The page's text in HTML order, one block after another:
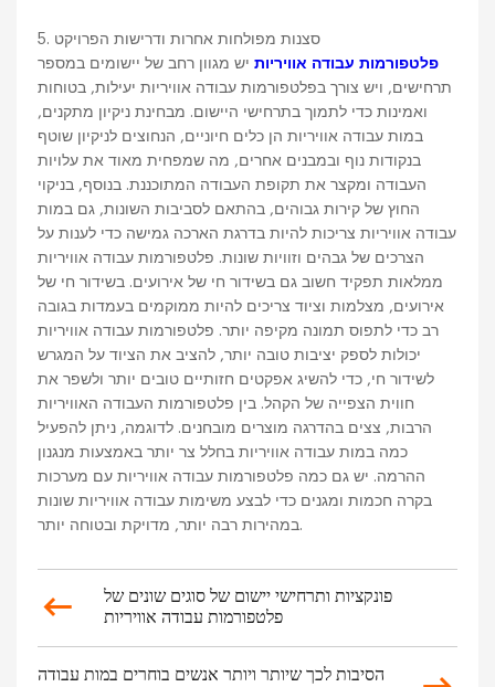
5. סצנות מפולחות אחרות ודרישות הפרויקט
פלטפורמות עבודה אוויריותיש מגוון רחב של יישומים במספר
תרחישים, ויש צורך בפלטפורמות עבודה אוויריות יעילות, בטוחות
ואמינות כדי לתמוך בתרחישי היישום. מבחינת ניקיון מתקנים,
במות עבודה אוויריות הן כלים חיוניים, הנחוצים לניקיון שוטף
בנקודות נוף ובמבנים אחרים, מה שמפחית מאוד את עלויות
העבודה ומקצר את תקופת העבודה המתוכננת. בנוסף, בניקוי
החוץ של קירות גבוהים, בהתאם לסביבות השונות, גם במות
עבודה אוויריות צריכות להיות בדרגת הארכה גמישה כדי לענות על
הצרכים של גבהים וזוויות שונות. פלטפורמות עבודה אוויריות
ממלאות תפקיד חשוב גם בשידור חי של אירועים. בשידור חי של
אירועים, מצלמות וציוד צריכים להיות ממוקמים בעמדות בגובה
רב כדי לתפוס תמונה מקיפה יותר. פלטפורמות עבודה אוויריות
יכולות לספק יציבות טובה יותר, להציב את הציוד על המגרש
לשידור חי, כדי להשיג אפקטים חזותיים טובים יותר ולשפר את
חווית הצפייה של הקהל. בין פלטפורמות העבודה האוויריות
הרבות, צצים בהדרגה מוצרים מובחנים. לדוגמה, ניתן להפעיל
כמה במות עבודה אוויריות בחלל צר יותר באמצעות מנגנון
ההרמה. יש גם כמה פלטפורמות עבודה אוויריות עם מערכות
בקרה חכמות ומגנים כדי לבצע משימות עבודה אוויריות שונות
במהירות רבה יותר, מדויקת ובטוחה יותר.
פונקציות ותרחישי יישום של סוגים שונים של
פלטפורמות עבודה אוויריות
הסיבות לכך שיותר ויותר אנשים בוחרים במות עבודה